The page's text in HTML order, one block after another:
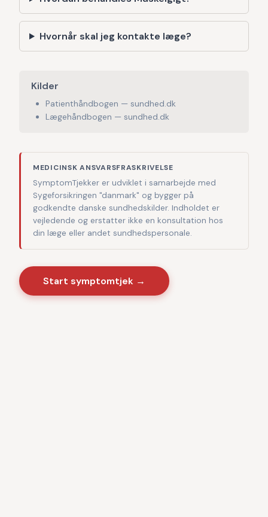
Hvornår skal jeg kontakte læge?
Kilder
Patienthåndbogen — sundhed.dk
Lægehåndbogen — sundhed.dk
MEDICINSK ANSVARSFRASKRIVELSE
SymptomTjekker er udviklet i samarbejde med
Sygeforsikringen "danmark" og bygger på
godkendte danske sundhedskilder. Indholdet er
vejledende og erstatter ikke en konsultation hos
din læge eller andet sundhedspersonale.
Start symptomtjek →